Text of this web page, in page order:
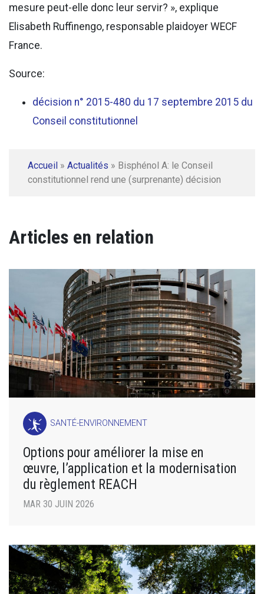
mesure peut-elle donc leur servir? », explique
Elisabeth Ruffinengo, responsable plaidoyer WECF
France.
Source:
décision n° 2015-480 du 17 septembre 2015 du
Conseil constitutionnel
Accueil » Actualités » Bisphénol A: le Conseil
constitutionnel rend une (surprenante) décision
Articles en relation
SANTÉ-ENVIRONNEMENT
Options pour améliorer la mise en
œuvre, l’application et la modernisation
du règlement REACH
MAR 30 JUIN 2026